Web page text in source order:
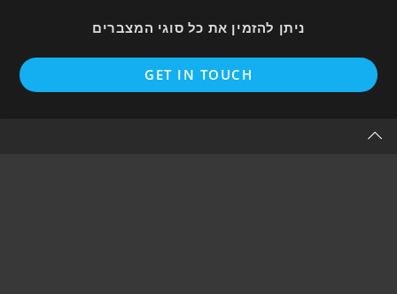
ניתן להזמין את כל סוגי המצברים
GET IN TOUCH
in